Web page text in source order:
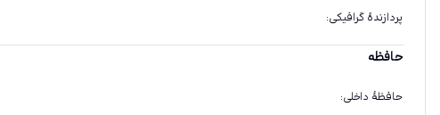
پردازندهٔ گرافیکی:
حافظه
حافظهٔ داخلی: